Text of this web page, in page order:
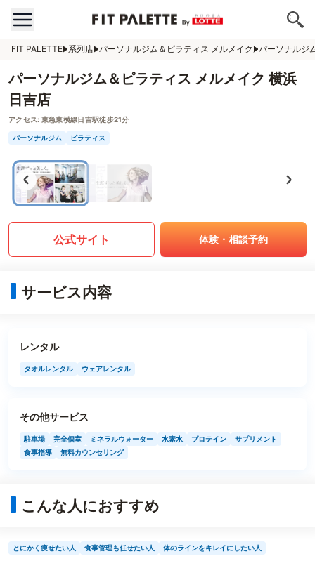
FIT PALETTE 系列店 パーソナルジム＆ピラティス メルメイク パーソナルジ
パーソナルジム＆ピラティス メルメイク 横浜
日吉店
アクセス: 東急東横線日吉駅徒歩21分
パーソナルジム ピラティス
公式サイト 体験・相談予約
サービス内容
レンタル
タオルレンタル ウェアレンタル
その他サービス
駐車場 完全個室 ミネラルウォーター 水素水 プロテイン
サプリメント
食事指導
無料カウンセリング
こんな人におすすめ
とにかく痩せたい人 食事管理も任せたい人 体のラインをキレイにしたい人